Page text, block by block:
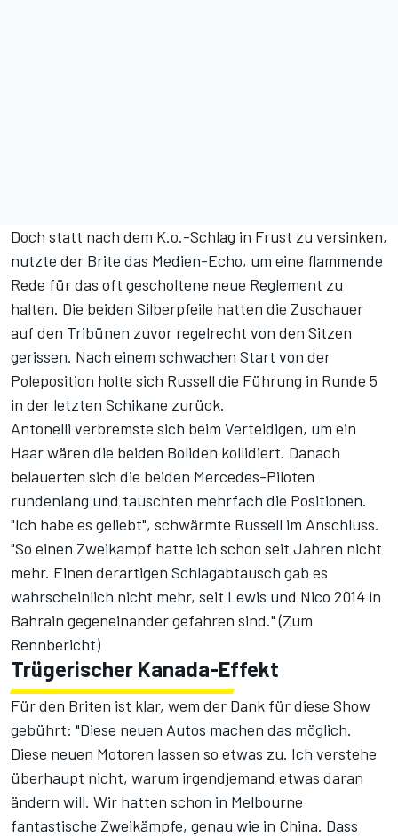
Doch statt nach dem K.o.-Schlag in Frust zu versinken,
nutzte der Brite das Medien-Echo, um eine flammende
Rede für das oft gescholtene neue Reglement zu
halten. Die beiden Silberpfeile hatten die Zuschauer
auf den Tribünen zuvor regelrecht von den Sitzen
gerissen. Nach einem schwachen Start von der
Poleposition holte sich Russell die Führung in Runde 5
in der letzten Schikane zurück.
Antonelli verbremste sich beim Verteidigen, um ein
Haar wären die beiden Boliden kollidiert. Danach
belauerten sich die beiden Mercedes-Piloten
rundenlang und tauschten mehrfach die Positionen.
"Ich habe es geliebt", schwärmte Russell im Anschluss.
"So einen Zweikampf hatte ich schon seit Jahren nicht
mehr. Einen derartigen Schlagabtausch gab es
wahrscheinlich nicht mehr, seit Lewis und Nico 2014 in
Bahrain gegeneinander gefahren sind." (Zum
Rennbericht)
Trügerischer Kanada-Effekt
Für den Briten ist klar, wem der Dank für diese Show
gebührt: "Diese neuen Autos machen das möglich.
Diese neuen Motoren lassen so etwas zu. Ich verstehe
überhaupt nicht, warum irgendjemand etwas daran
ändern will. Wir hatten schon in Melbourne
fantastische Zweikämpfe, genau wie in China. Dass